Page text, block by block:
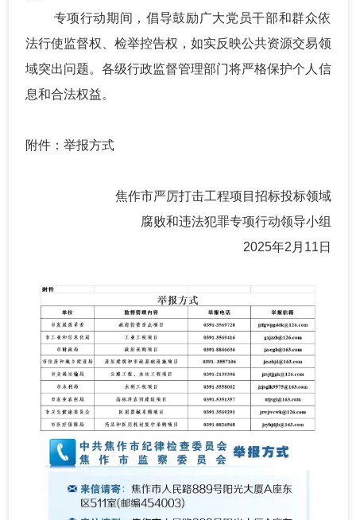
专项行动期间，倡导鼓励广大党员干部和群众依
法行使监督权、检举控告权，如实反映公共资源交易领
域突出问题。各级行政监督管理部门将严格保护个人信
息和合法权益。
附件：举报方式
焦作市严厉打击工程项目招标投标领域
腐败和违法犯罪专项行动领导小组
2025年2月11日